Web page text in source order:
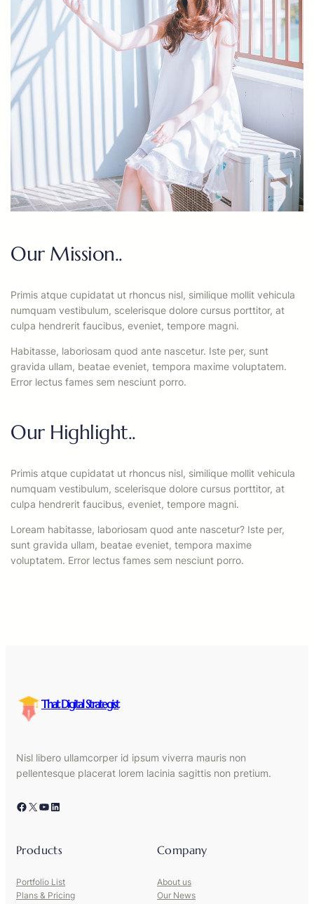
Our Mission..
Primis atque cupidatat ut rhoncus nisl, similique mollit vehicula
numquam vestibulum, scelerisque dolore cursus porttitor, at
culpa hendrerit faucibus, eveniet, tempore magni.
Habitasse, laboriosam quod ante nascetur. Iste per, sunt
gravida ullam, beatae eveniet, tempora maxime voluptatem.
Error lectus fames sem nesciunt porro.
Our Highlight..
Primis atque cupidatat ut rhoncus nisl, similique mollit vehicula
numquam vestibulum, scelerisque dolore cursus porttitor, at
culpa hendrerit faucibus, eveniet, tempore magni.
Loream habitasse, laboriosam quod ante nascetur? Iste per,
sunt gravida ullam, beatae eveniet, tempora maxime
voluptatem. Error lectus fames sem nesciunt porro.
That Digital Strategist
Nisl libero ullamcorper id ipsum viverra mauris non
pellentesque placerat lorem lacinia sagittis non pretium.
Facebook X YouTube LinkedIn
Products
Portfolio List
Plans & Pricing
Company
About us
Our News